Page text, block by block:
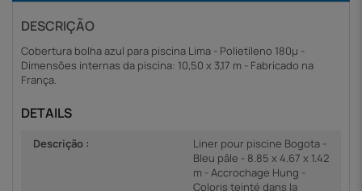
DESCRIÇÃO
Cobertura bolha azul para piscina Lima - Polietileno 180µ -
Dimensões internas da piscina: 10,50 x 3,17 m - Fabricado na
França.
DETAILS
Descrição :
Liner pour piscine Bogota -
Bleu pâle - 8.85 x 4.67 x 1.42
m - Accrochage Hung -
Coloris teinté dans la